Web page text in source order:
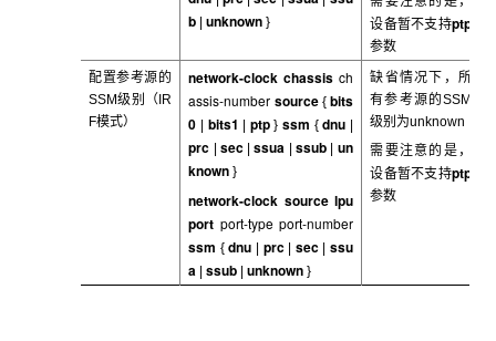
b unknown}
设备暂不支持ptp
参数
配置参考源的
SSM级别（IR
F模式）
network-clock chassis ch
assis-number source {bits
0
bits1 ptp} ssm {dnu
prc sec ssua ssub un
known}
network-clock source lpu
port port-type port-number
ssm {dnu | prc | sec | ssu
a | ssub | unknown}
缺省情况下，所
有参考源的SSM
级别为unknown
需要注意的是，
设备暂不支持ptp
参数